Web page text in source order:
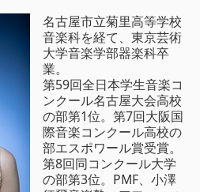
名古屋市立菊里高等学校
音楽科を経て、東京芸術
大学音楽学部器楽科卒
業。
第59回全日本学生音楽コ
ンクール名古屋大会高校
の部第1位。第7回大阪国
際音楽コンクール高校の
部エスポワール賞受賞。
第8回同コンクール大学
の部第3位。PMF、小澤